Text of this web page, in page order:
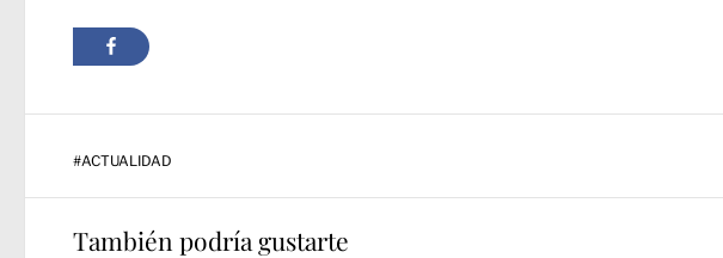
#ACTUALIDAD
También podría gustarte